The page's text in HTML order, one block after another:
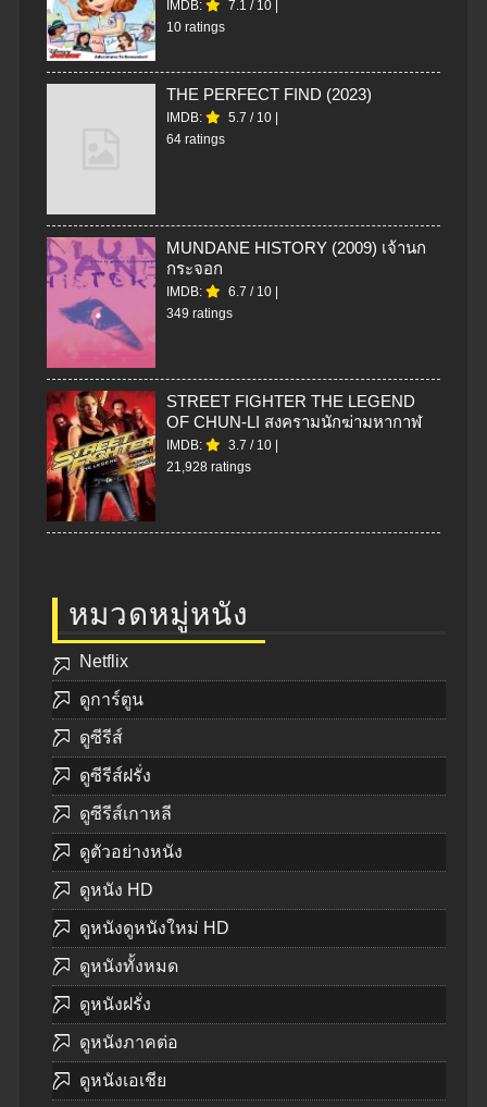
IMDB: 7.1 / 10
10 ratings
THE PERFECT FIND (2023)
IMDB: 5.7 / 10
64 ratings
MUNDANE HISTORY (2009) เจ้านก
กระจอก
IMDB: 6.7 / 10
349 ratings
STREET FIGHTER THE LEGEND
OF CHUN-LI สงครามนักฆ่ามหากาฬ
IMDB: 3.7 / 10
21,928 ratings
หมวดหมู่หนัง
Netflix
ดูการ์ตูน
ดูซีรีส์
ดูซีรีส์ฝรั่ง
ดูซีรีส์เกาหลี
ดูตัวอย่างหนัง
ดูหนัง HD
ดูหนังดูหนังใหม่ HD
ดูหนังทั้งหมด
ดูหนังฝรั่ง
ดูหนังภาคต่อ
ดูหนังเอเชีย